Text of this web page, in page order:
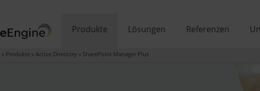
Produkte Lösungen Referenzen
» Produkte » Active Directory » SharePoint Manager Plus